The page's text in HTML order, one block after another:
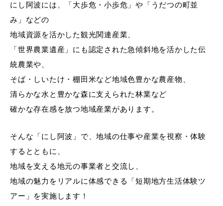
にし阿波には、「大歩危・小歩危」や「うだつの町並
み」などの
地域資源を活かした観光関連産業、
「世界農業遺産」にも認定された急傾斜地を活かした伝
統農業や、
そば・しいたけ・棚田米など地域色豊かな農産物、
清らかな水と豊かな森に支えられた林業など
確かな存在感を放つ地域産業があります。
そんな「にし阿波」で、地域の仕事や産業を視察・体験
するとともに、
地域を支える地元の事業者と交流し、
地域の魅力をリアルに体感できる「短期地方生活体験ツ
アー」を実施します！